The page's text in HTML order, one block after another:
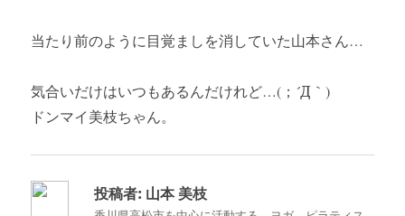
当たり前のように目覚ましを消していた山本さん…
気合いだけはいつもあるんだけれど…(；´Д｀)
ドンマイ美枝ちゃん。
投稿者: 山本 美枝